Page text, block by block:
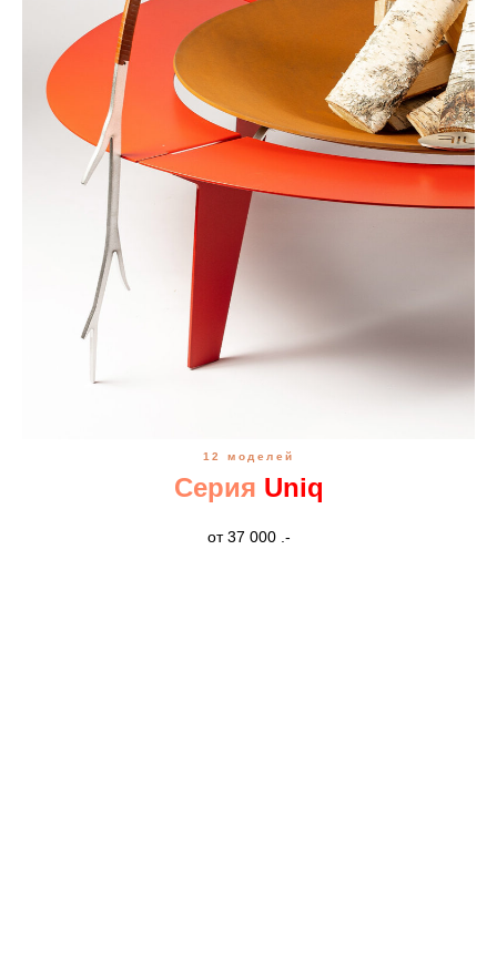
12 моделей
Серия Uniq
от 37 000 .-